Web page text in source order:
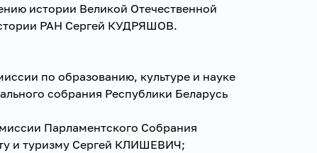
истории Великой Отечественной
РАН Сергей КУДРЯШОВ.
по образованию, культуре и науке
собрания Республики Беларусь
Парламентского Собрания
и туризму Сергей КЛИШЕВИЧ;